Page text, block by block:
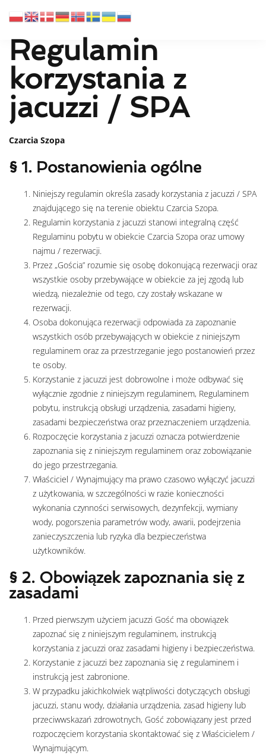
Regulamin
korzystania z
jacuzzi / SPA
Czarcia Szopa
§ 1. Postanowienia ogólne
Niniejszy regulamin określa zasady korzystania z jacuzzi / SPA
znajdującego się na terenie obiektu Czarcia Szopa.
Regulamin korzystania z jacuzzi stanowi integralną część
Regulaminu pobytu w obiekcie Czarcia Szopa oraz umowy
najmu / rezerwacji.
Przez „Gościa” rozumie się osobę dokonującą rezerwacji oraz
wszystkie osoby przebywające w obiekcie za jej zgodą lub
wiedzą, niezależnie od tego, czy zostały wskazane w
rezerwacji.
Osoba dokonująca rezerwacji odpowiada za zapoznanie
wszystkich osób przebywających w obiekcie z niniejszym
regulaminem oraz za przestrzeganie jego postanowień przez
te osoby.
Korzystanie z jacuzzi jest dobrowolne i może odbywać się
wyłącznie zgodnie z niniejszym regulaminem, Regulaminem
pobytu, instrukcją obsługi urządzenia, zasadami higieny,
zasadami bezpieczeństwa oraz przeznaczeniem urządzenia.
Rozpoczęcie korzystania z jacuzzi oznacza potwierdzenie
zapoznania się z niniejszym regulaminem oraz zobowiązanie
do jego przestrzegania.
Właściciel / Wynajmujący ma prawo czasowo wyłączyć jacuzzi
z użytkowania, w szczególności w razie konieczności
wykonania czynności serwisowych, dezynfekcji, wymiany
wody, pogorszenia parametrów wody, awarii, podejrzenia
zanieczyszczenia lub ryzyka dla bezpieczeństwa
użytkowników.
§ 2. Obowiązek zapoznania się z
zasadami
Przed pierwszym użyciem jacuzzi Gość ma obowiązek
zapoznać się z niniejszym regulaminem, instrukcją
korzystania z jacuzzi oraz zasadami higieny i bezpieczeństwa.
Korzystanie z jacuzzi bez zapoznania się z regulaminem i
instrukcją jest zabronione.
W przypadku jakichkolwiek wątpliwości dotyczących obsługi
jacuzzi, stanu wody, działania urządzenia, zasad higieny lub
przeciwwskazań zdrowotnych, Gość zobowiązany jest przed
rozpoczęciem korzystania skontaktować się z Właścicielem /
Wynajmującym.